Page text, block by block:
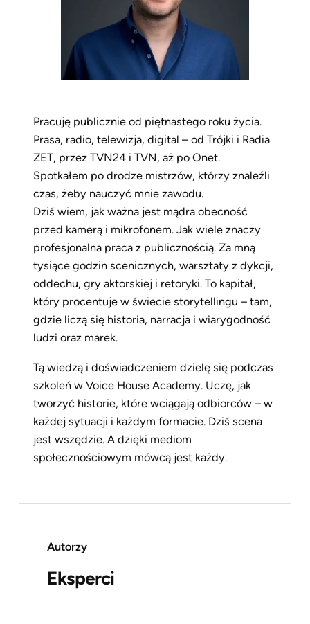
Pracuję publicznie od piętnastego roku życia.
Prasa, radio, telewizja, digital – od Trójki i Radia
ZET, przez TVN24 i TVN, aż po Onet.
Spotkałem po drodze mistrzów, którzy znaleźli
czas, żeby nauczyć mnie zawodu.
Dziś wiem, jak ważna jest mądra obecność
przed kamerą i mikrofonem. Jak wiele znaczy
profesjonalna praca z publicznością. Za mną
tysiące godzin scenicznych, warsztaty z dykcji,
oddechu, gry aktorskiej i retoryki. To kapitał,
który procentuje w świecie storytellingu – tam,
gdzie liczą się historia, narracja i wiarygodność
ludzi oraz marek.
Tą wiedzą i doświadczeniem dzielę się podczas
szkoleń w Voice House Academy. Uczę, jak
tworzyć historie, które wciągają odbiorców – w
każdej sytuacji i każdym formacie. Dziś scena
jest wszędzie. A dzięki mediom
społecznościowym mówcą jest każdy.
Autorzy
Eksperci